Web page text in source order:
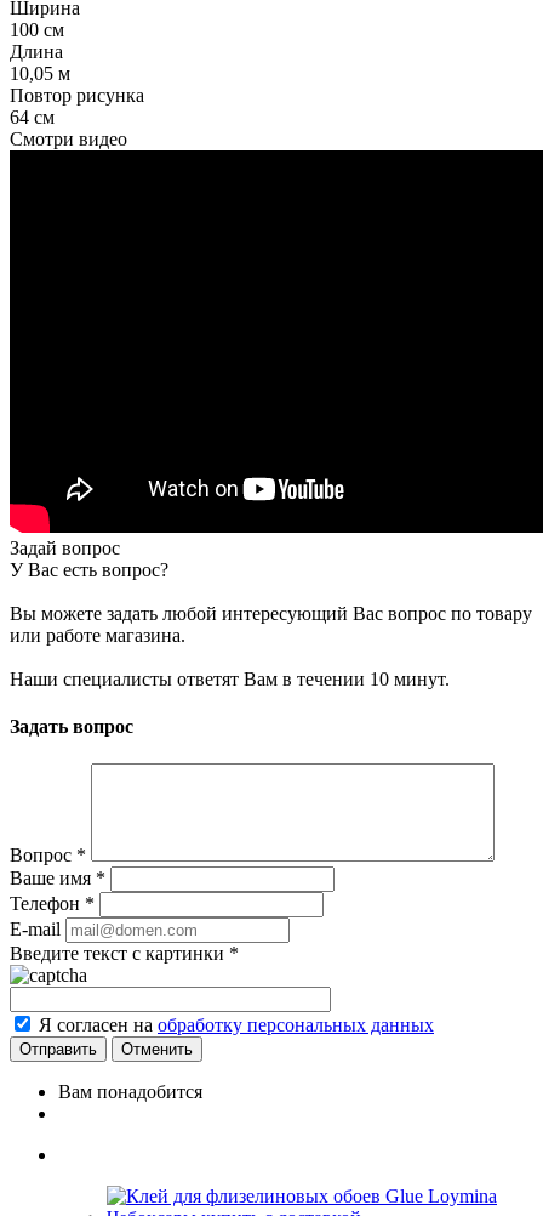
Ширина
100 см
Длина
10,05 м
Повтор рисунка
64 см
Смотри видео
Задай вопрос
У Вас есть вопрос?
Вы можете задать любой интересующий Вас вопрос по товару
или работе магазина.
Наши специалисты ответят Вам в течении 10 минут.
Задать вопрос
Вопрос *
Ваше имя *
Телефон *
E-mail
Введите текст с картинки *
Я согласен на обработку персональных данных
Отменить
Вам понадобится